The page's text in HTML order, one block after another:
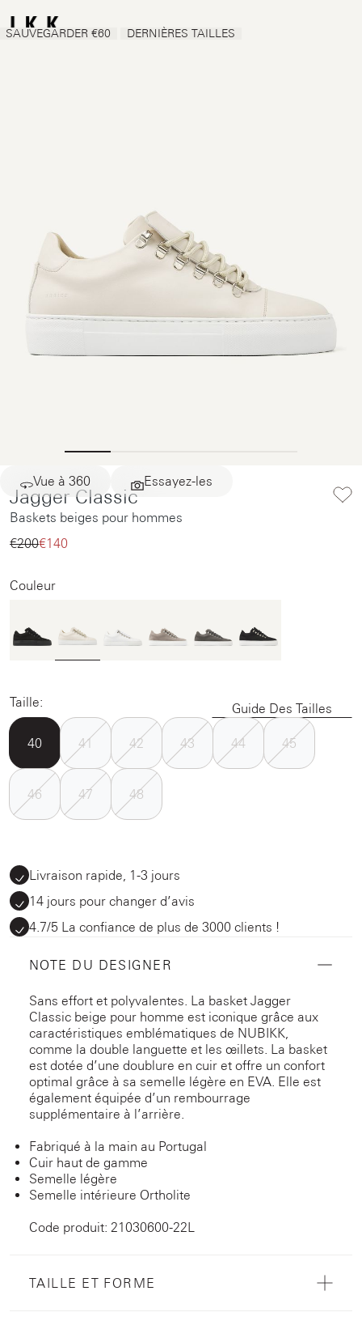
Vue à 360 Essayez-les
SAUVEGARDER €60 DERNIÈRES TAILLES
Jagger Classic
Baskets beiges pour hommes
€200‌€140‌
Couleur
Taille: Guide Des Tailles
40 41 42 43 44 45
46 47 48
Livraison rapide, 1-3 jours
14 jours pour changer d’avis
4.7/5 La confiance de plus de 3000 clients !
NOTE DU DESIGNER
Sans effort et polyvalentes. La basket Jagger
Classic beige pour homme est iconique grâce aux
caractéristiques emblématiques de NUBIKK,
comme la double languette et les œillets. La basket
est dotée d’une doublure en cuir et offre un confort
optimal grâce à sa semelle légère en EVA. Elle est
également équipée d’un rembourrage
supplémentaire à l’arrière.
Fabriqué à la main au Portugal
Cuir haut de gamme
Semelle légère
Semelle intérieure Ortholite
Code produit: 21030600-22L
TAILLE ET FORME